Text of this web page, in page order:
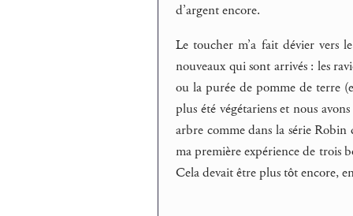
d’argent encore.
Le toucher m’a fait dévier vers
nouveaux qui sont arrivés : les
ou la purée de pomme de terre
plus été végétariens et nous
arbre comme dans la série
ma première expérience de trois
Cela devait être plus tôt encore,